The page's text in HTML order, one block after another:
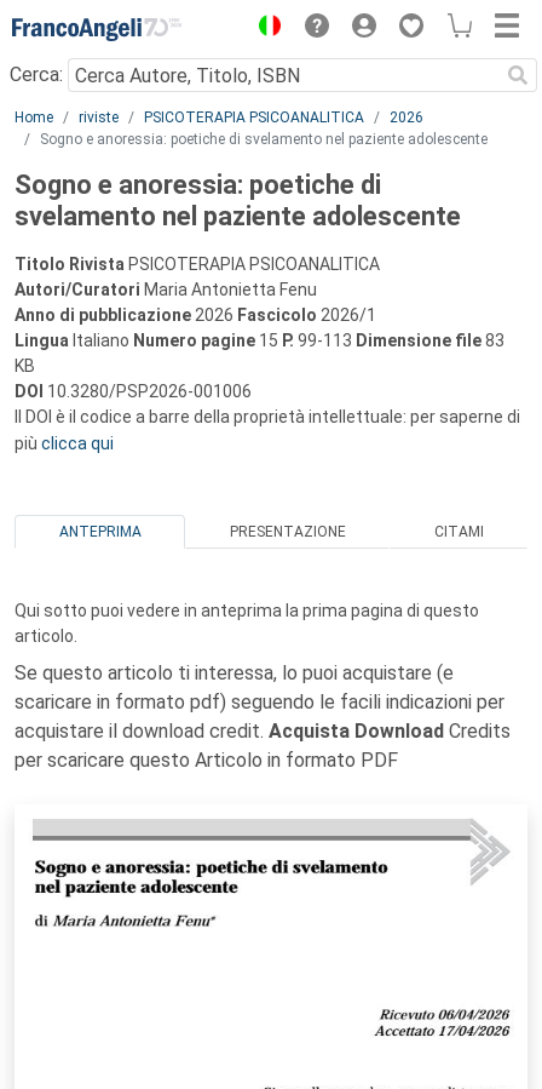
Menu
Cerca:
Main content
Home riviste PSICOTERAPIA PSICOANALITICA
2026
Sogno e anoressia: poetiche di svelamento nel paziente adolescente
Sogno e anoressia: poetiche di
svelamento nel paziente adolescente
Titolo Rivista PSICOTERAPIA PSICOANALITICA
Autori/Curatori Maria Antonietta Fenu
Anno di pubblicazione 2026 Fascicolo 2026/1
Lingua Italiano Numero pagine 15 P. 99-113 Dimensione file83
KB
DOI 10.3280/PSP2026-001006
Il DOI è il codice a barre della proprietà intellettuale: per saperne di
più clicca qui
ANTEPRIMA PRESENTAZIONE CITAMI
Qui sotto puoi vedere in anteprima la prima pagina di questo
articolo.
Se questo articolo ti interessa, lo puoi acquistare (e
scaricare in formato pdf) seguendo le facili indicazioni per
acquistare il download credit. Acquista Download Credits
per scaricare questo Articolo in formato PDF